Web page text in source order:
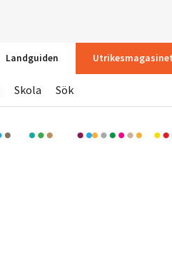
Landguiden Utrikesmagasinet
Skola Sök